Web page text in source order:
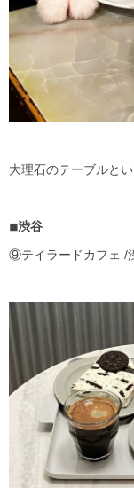
大理石のテーブルと
◾︎渋谷
⑨テイラードカフェ /